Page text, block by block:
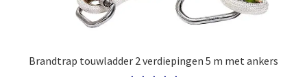
Brandtrap touwladder 2 verdiepingen 5 m met ankers